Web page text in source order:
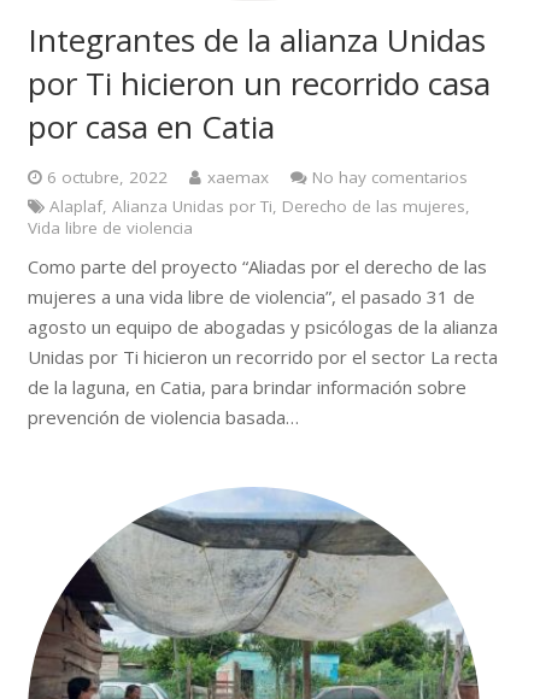
Integrantes de la alianza Unidas
por Ti hicieron un recorrido casa
por casa en Catia
6 octubre, 2022 xaemax
No hay comentarios
Alaplaf, Alianza Unidas por Ti, Derecho de las mujeres,
Vida libre de violencia
Como parte del proyecto “Aliadas por el derecho de las
mujeres a una vida libre de violencia”, el pasado 31 de
agosto un equipo de abogadas y psicólogas de la alianza
Unidas por Ti hicieron un recorrido por el sector La recta
de la laguna, en Catia, para brindar información sobre
prevención de violencia basada…